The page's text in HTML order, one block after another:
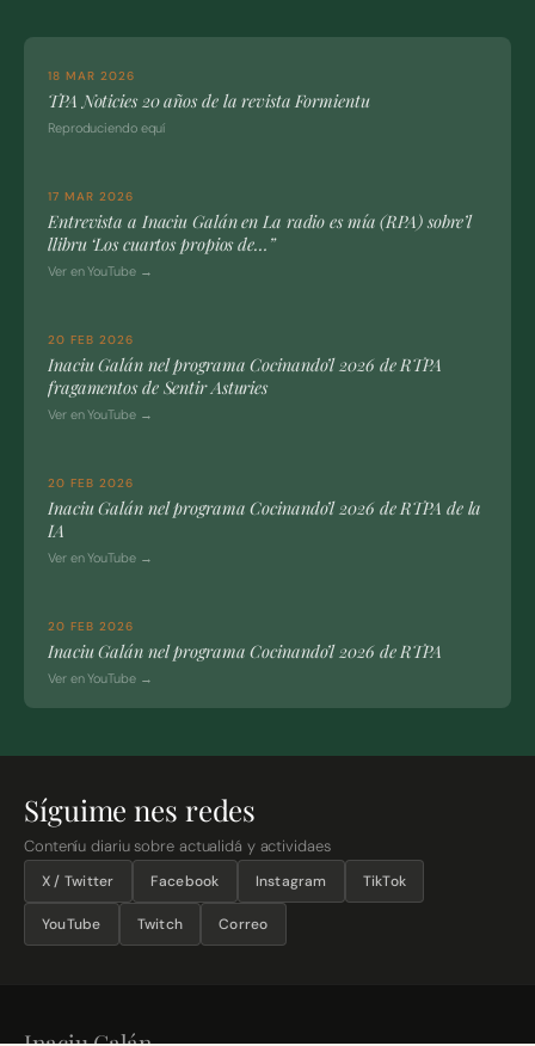
18 MAR 2026
TPA Noticies 20 años de la revista Formientu
Reproduciendo equí
17 MAR 2026
Entrevista a Inaciu Galán en La radio es mía (RPA) sobre’l
llibru ‘Los cuartos propios de…”
Ver en YouTube →
20 FEB 2026
Inaciu Galán nel programa Cocinando’l 2026 de RTPA
fragamentos de Sentir Asturies
Ver en YouTube →
20 FEB 2026
Inaciu Galán nel programa Cocinando’l 2026 de RTPA de la
IA
Ver en YouTube →
20 FEB 2026
Inaciu Galán nel programa Cocinando’l 2026 de RTPA
Ver en YouTube →
Síguime nes redes
Conteníu diariu sobre actualidá y actividaes
X / Twitter Facebook Instagram TikTok
YouTube Twitch Correo